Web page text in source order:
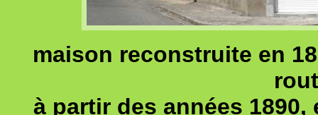
maison reconstruite en
à partir des années